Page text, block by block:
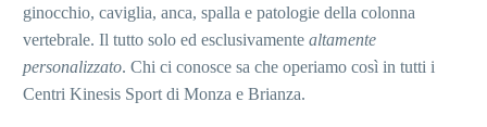
ginocchio, caviglia, anca, spalla e patologie della colonna
vertebrale. Il tutto solo ed esclusivamente altamente
personalizzato. Chi ci conosce sa che operiamo così in tutti i
Centri Kinesis Sport di Monza e Brianza.